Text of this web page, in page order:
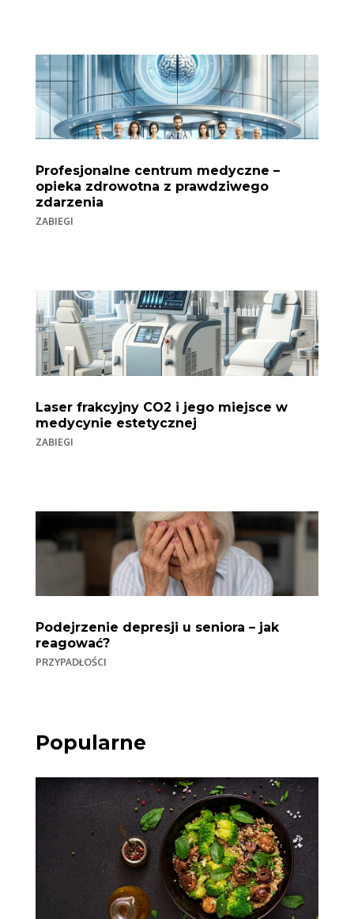
Profesjonalne centrum medyczne –
opieka zdrowotna z prawdziwego
zdarzenia
ZABIEGI
Laser frakcyjny CO2 i jego miejsce w
medycynie estetycznej
ZABIEGI
Podejrzenie depresji u seniora – jak
reagować?
PRZYPADŁOŚCI
Popularne